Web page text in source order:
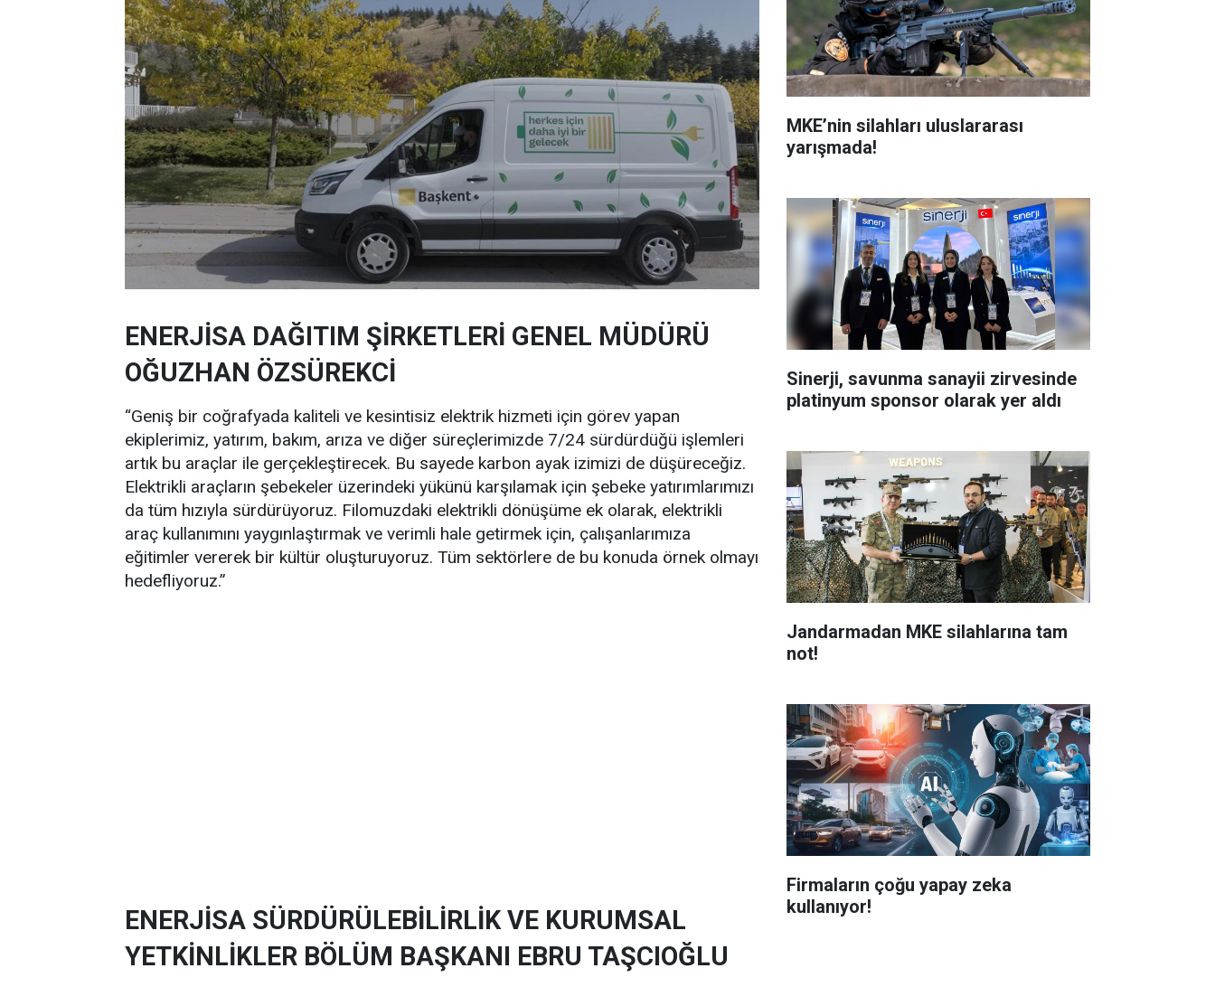
ENERJİSA DAĞITIM ŞİRKETLERİ GENEL MÜDÜRÜ
OĞUZHAN ÖZSÜREKCİ
“Geniş bir coğrafyada kaliteli ve kesintisiz elektrik hizmeti için görev yapan
ekiplerimiz, yatırım, bakım, arıza ve diğer süreçlerimizde 7/24 sürdürdüğü işlemleri
artık bu araçlar ile gerçekleştirecek. Bu sayede karbon ayak izimizi de düşüreceğiz.
Elektrikli araçların şebekeler üzerindeki yükünü karşılamak için şebeke yatırımlarımızı
da tüm hızıyla sürdürüyoruz. Filomuzdaki elektrikli dönüşüme ek olarak, elektrikli
araç kullanımını yaygınlaştırmak ve verimli hale getirmek için, çalışanlarımıza
eğitimler vererek bir kültür oluşturuyoruz. Tüm sektörlere de bu konuda örnek olmayı
hedefliyoruz.”
ENERJİSA SÜRDÜRÜLEBİLİRLİK VE KURUMSAL
YETKİNLİKLER BÖLÜM BAŞKANI EBRU TAŞCIOĞLU
MKE’nin silahları uluslararası
yarışmada!
Sinerji, savunma sanayii zirvesinde
platinyum sponsor olarak yer aldı
Jandarmadan MKE silahlarına tam
not!
Firmaların çoğu yapay zeka
kullanıyor!